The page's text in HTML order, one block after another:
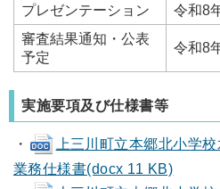
プレゼンテーション
令和8
審査結果通知・公表
予定
令和8
実施要項及び仕様書等
・
上三川町立本郷北小学
業務仕様書(docx 11 KB)